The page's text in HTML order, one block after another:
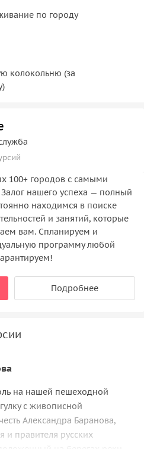
по городу
колокольню (за
100+ городов с самыми
нашего успеха — полный
находимся в поиске
и занятий, которые
вам. Спланируем и
программу любой
Подробнее
на нашей пешеходной
с живописной
Александра Баранова,
и правителя русских